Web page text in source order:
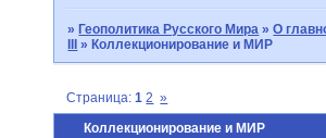
»Геополитика Русского Мира »О
III »Коллекционирование и МИР
Коллекционирование и МИР
Страница:1 2 »